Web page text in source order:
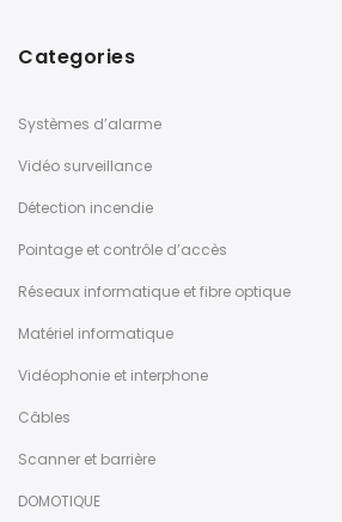
Categories
Systèmes d’alarme
Vidéo surveillance
Détection incendie
Pointage et contrôle d’accès
Réseaux informatique et fibre optique
Matériel informatique
Vidéophonie et interphone
Câbles
Scanner et barrière
DOMOTIQUE